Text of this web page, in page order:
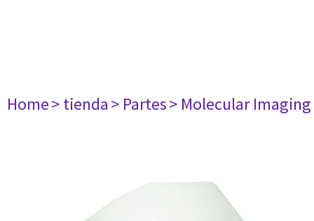
Home> tienda> Partes> Molecular